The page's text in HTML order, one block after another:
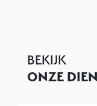
BEKIJK
ONZE